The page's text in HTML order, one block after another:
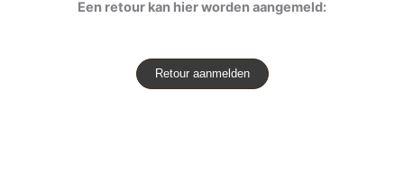
Een retour kan hier worden aangemeld:
Retour aanmelden